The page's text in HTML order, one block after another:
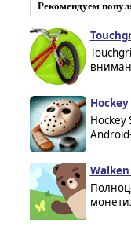
Рекомендуем
Hockey
Hockey
Walken